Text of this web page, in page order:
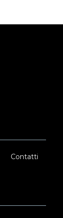
Contatti